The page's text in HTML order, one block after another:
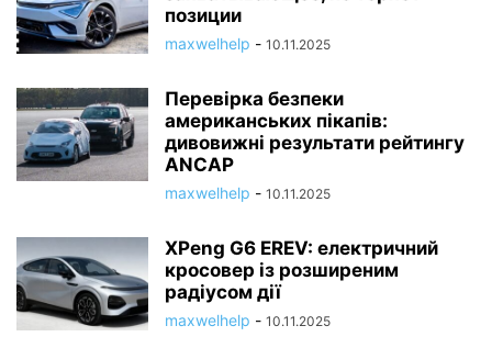
позиции
maxwelhelp - 10.11.2025
Перевірка безпеки
американських пікапів:
дивовижні результати рейтингу
ANCAP
maxwelhelp - 10.11.2025
XPeng G6 EREV: електричний
кросовер із розширеним
радіусом дії
maxwelhelp - 10.11.2025